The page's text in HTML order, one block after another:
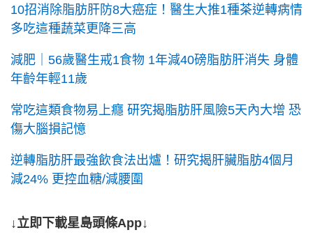
10招消除脂肪肝防8大癌症！醫生大推1種茶逆轉病情
多吃這種蔬菜更降三高
減肥｜56歲醫生戒1食物 1年減40磅脂肪肝消失 身體
年齡年輕11歲
常吃這類食物易上癮 研究揭脂肪肝風險5天內大增 恐
傷大腦損記憶
逆轉脂肪肝最強飲食法出爐！研究揭肝臟脂肪4個月
減24% 更控血糖/減腰圍
↓立即下載星島頭條App↓